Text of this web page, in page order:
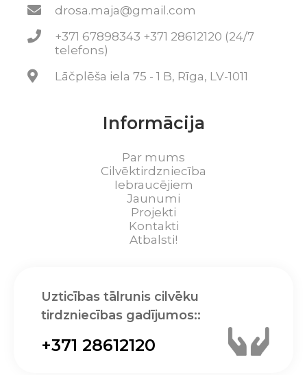
drosa.maja@gmail.com
+371 67898343 +371 28612120 (24/7
telefons)
Lāčplēša iela 75 - 1 B, Rīga, LV-1011
Informācija
Par mums
Cilvēktirdzniecība
Iebraucējiem
Jaunumi
Projekti
Kontakti
Atbalsti!
Uzticības tālrunis cilvēku
tirdzniecības gadījumos::
+371 28612120